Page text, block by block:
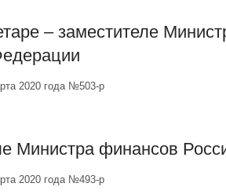
– заместителе
2020 года №503-р
Министра финансов
2020 года №493-р